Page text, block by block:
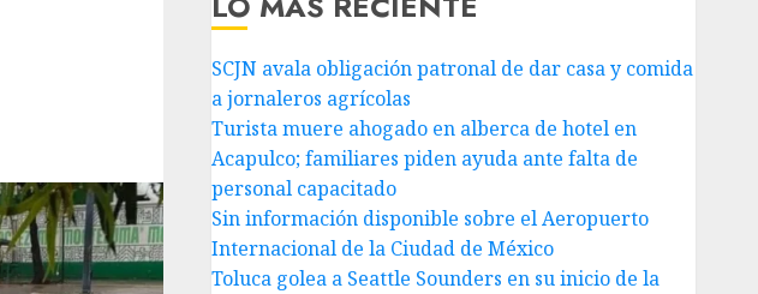
SCJN avala obligación patronal de dar casa y comida
a jornaleros agrícolas
Turista muere ahogado en alberca de hotel en
Acapulco; familiares piden ayuda ante falta de
personal capacitado
Sin información disponible sobre el Aeropuerto
Internacional de la Ciudad de México
Toluca golea a Seattle Sounders en su inicio de la